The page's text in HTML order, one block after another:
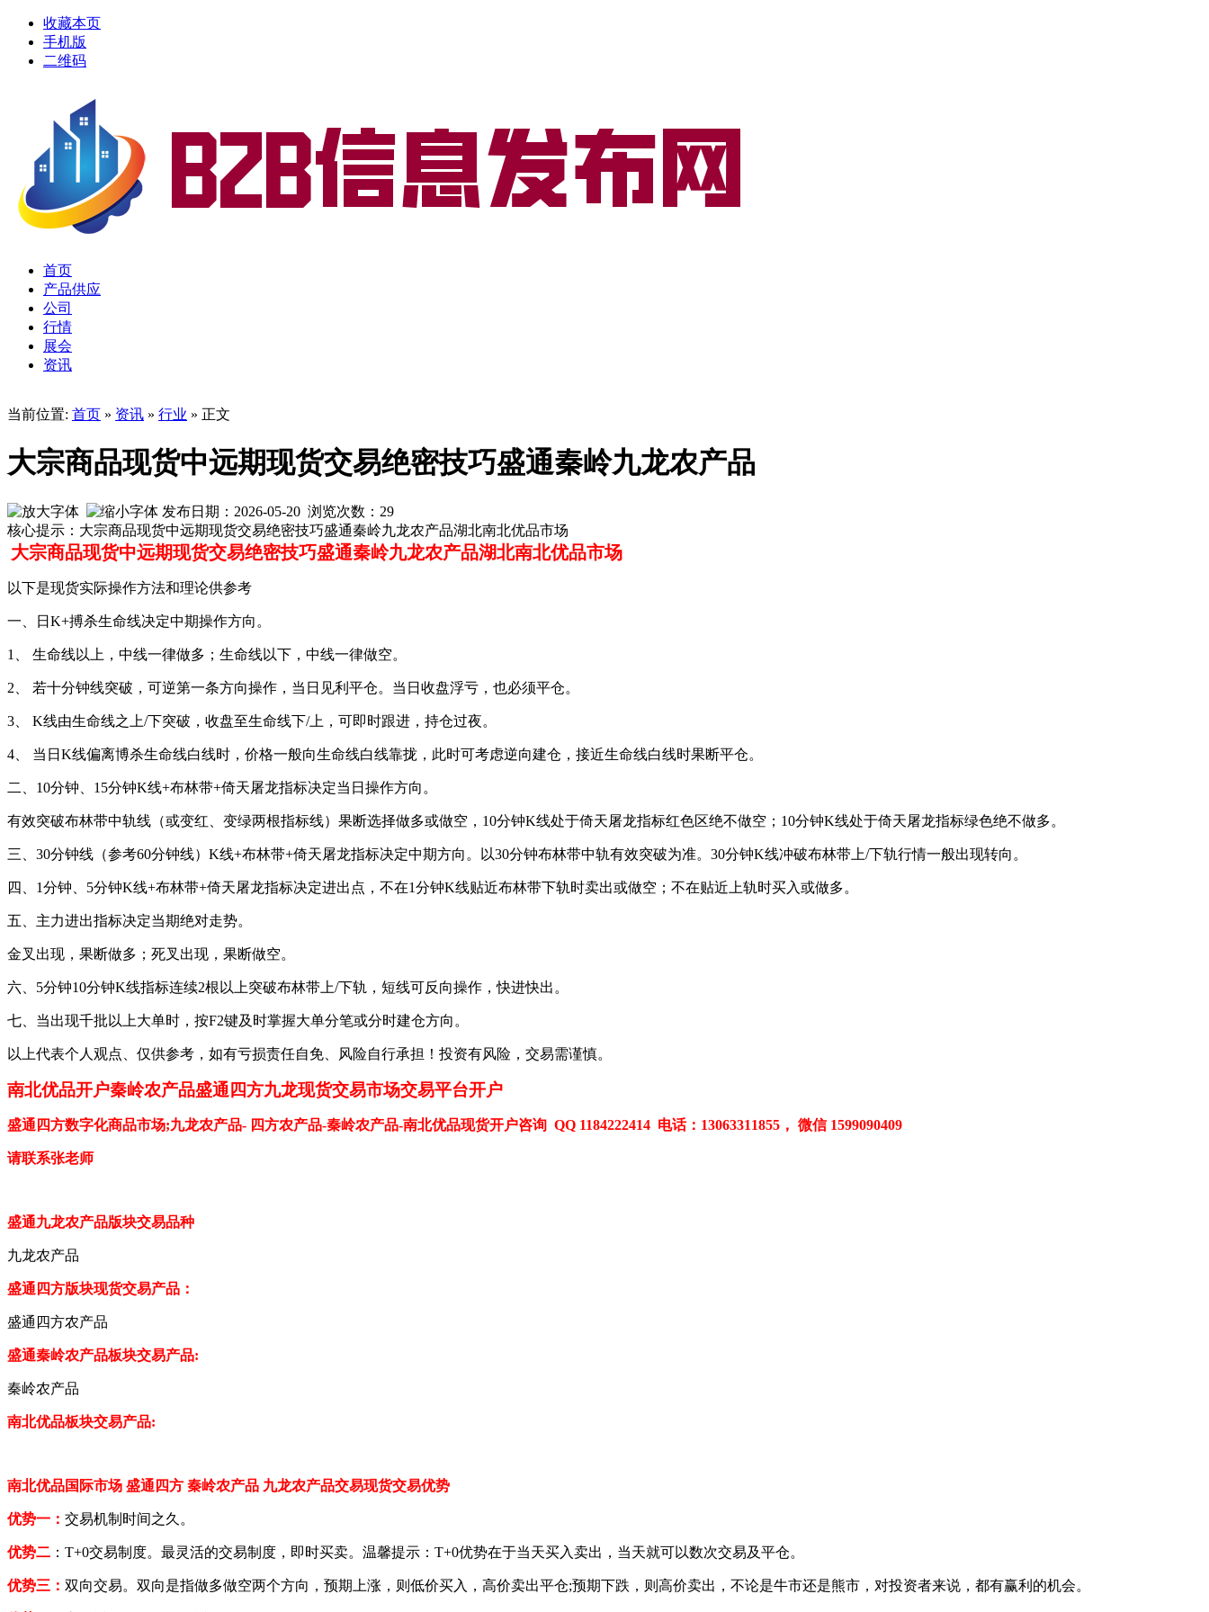
收藏本页
手机版
二维码
首页
产品供应
公司
行情
展会
资讯
当前位置: 首页 » 资讯 » 行业 » 正文
大宗商品现货中远期现货交易绝密技巧盛通秦岭九龙农产品
发布日期：2026-05-20 浏览次数： 29
核心提示：大宗商品现货中远期现货交易绝密技巧盛通秦岭九龙农产品湖北南北优品市场
大宗商品现货中远期现货交易绝密技巧盛通秦岭九龙农产品湖北南北优品市场
以下是现货实际操作方法和理论供参考
一、日 K+搏杀生命线决定中期操作方向。
1 、 生命线以上，中线一律做多；生命线以下，中线一律做空。
2 、 若十分钟线突破，可逆第一条方向操作，当日见利平仓。当日收盘浮亏，也必须平仓。
3 、 K线由生命线之上/下突破，收盘至生命线下/上，可即时跟进，持仓过夜。
4 、 当日K线偏离博杀生命线白线时，价格一般向生命线白线靠拢，此时可考虑逆向建仓，接近生命线白线时果断平仓。
二、 10分钟、15分钟K线+布林带+倚天屠龙指标决定当日操作方向。
有效突破布林带中轨线（或变红、变绿两根指标线）果断选择做多或做空， 10分钟K线处于倚天屠龙指标红色区绝不做空；10分钟K线处于倚天屠龙指标绿色绝不做多。
三、 30分钟线（参考60分钟线）K线+布林带+倚天屠龙指标决定中期方向。以30分钟布林带中轨有效突破为准。30分钟K线冲破布林带上/下轨行情一般出现转向。
四、 1分钟、5分钟K线+布林带+倚天屠龙指标决定进出点，不在1分钟K线贴近布林带下轨时卖出或做空；不在贴近上轨时买入或做多。
五、主力进出指标决定当期绝对走势。
金叉出现，果断做多；死叉出现，果断做空。
六、 5分钟10分钟K线指标连续2根以上突破布林带上/下轨，短线可反向操作，快进快出。
七、当出现千批以上大单时，按F2键及时掌握大单分笔或分时建仓方向。
以上代表个人观点、仅供参考，如有亏损责任自免、风险自行承担！投资有风险，交易需谨慎。
南北优品开户秦岭农产品盛通四方九龙现货交易市场交易平台开户
盛通四方数字化商品市场;九龙农产品- 四方农产品-秦岭农产品-南北优品现货开户咨询 QQ 1184222414 电话： 13063311855， 微信 1599090409
请联系张老师
盛通九龙农产品版块交易品种
九龙农产品
盛通四方版块现货交易产品：
盛通四方农产品
盛通秦岭农产品板块交易产品:
秦岭农产品
南北优品板块交易产品:
南北优品国际市场 盛通四方 秦岭农产品 九龙农产品交易现货交易优势
优势一： 交易机制时间之久。
优势二 ： T+0交易制度。最灵活的交易制度，即时买卖。温馨提示：T+0优势在于当天买入卖出，当天就可以数次交易及平仓。
优势三： 双向交易。双向是指做多做空两个方向，预期上涨，则低价买入，高价卖出平仓;预期下跌，则高价卖出，不论是牛市还是熊市，对投资者来说，都有赢利的机会。